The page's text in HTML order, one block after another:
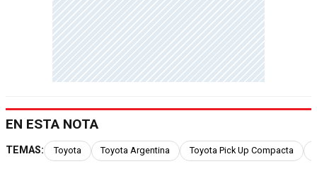
EN ESTA NOTA
TEMAS: Toyota Toyota Argentina Toyota Pick Up Compacta